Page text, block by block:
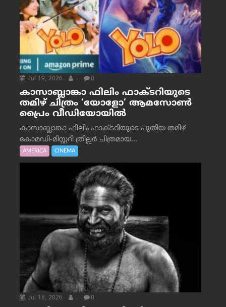
Jul 19, 2026 . 0
കാസാബ്ലാങ്കാ ഫിലിം ഫാക്ടറിയുടെ
തമിഴ് ചിത്രം ‘യോളോ’ ആമസോൺ
പ്രൈം വീഡിയോയിൽ
കാസാബ്ലാങ്കാ ഫിലിം ഫാക്ടറിയുടെ പുതിയ തമിഴ്
കോമഡി-മിസ്റ്ററി ത്രില്ലർ ചിത്രമായ...
AMERICA CINEMA
Jul 18, 2026 . 0